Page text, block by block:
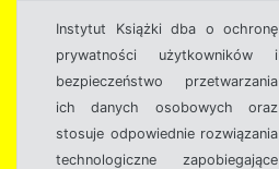
Instytut Książki dba o ochronę
prywatności użytkowników i
bezpieczeństwo przetwarzania
ich danych osobowych oraz
stosuje odpowiednie rozwiązania
technologiczne zapobiegające